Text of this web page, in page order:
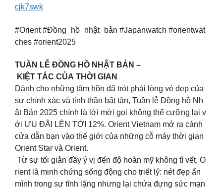
cjk7swk
#Orient #Đồng_hồ_nhật_bản #Japanwatch #orientwat
ches #orient2025
TUẦN LỄ ĐỒNG HỒ NHẬT BẢN –
KIỆT TÁC CỦA THỜI GIAN
Dành cho những tâm hồn đã trót phải lòng vẻ đẹp của
sự chính xác và tinh thần bất tận, Tuần lễ Đồng hồ Nh
ật Bản 2025 chính là lời mời gọi không thể cưỡng lại v
ới ƯU ĐÃI LÊN TỚI 12%. Orient Vietnam mở ra cánh
cửa dẫn bạn vào thế giới của những cỗ máy thời gian
Orient Star và Orient.
Từ sự tối giản đầy ý vị đến độ hoàn mỹ không tì vết, O
rient là minh chứng sống động cho triết lý: nét đẹp ẩn
mình trong sự tĩnh lặng nhưng lại chứa đựng sức mạn